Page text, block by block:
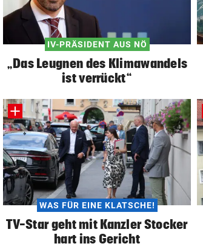
IV-PRÄSIDENT AUS NÖ
„Das Leugnen des Klimawandels
ist verrückt“
WAS FÜR EINE KLATSCHE!
TV-Star geht mit Kanzler Stocker
hart ins Gericht